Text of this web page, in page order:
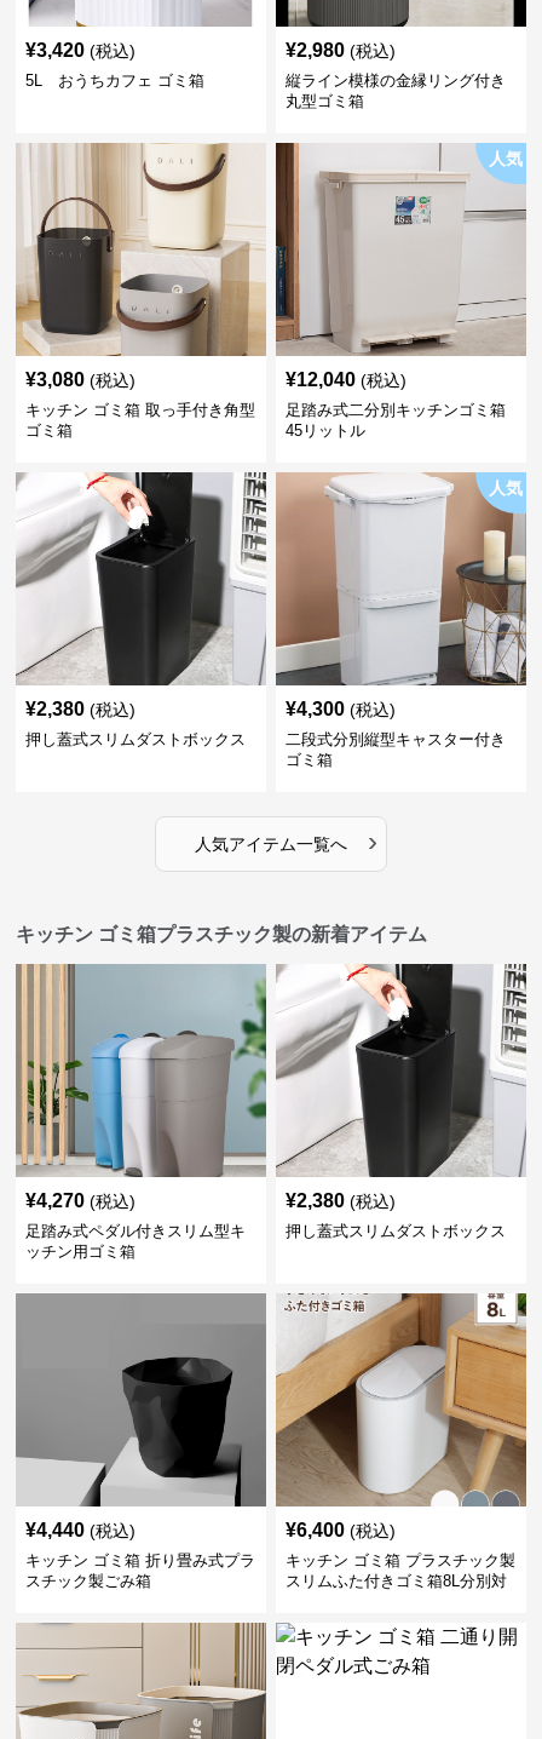
¥3,420 (税込)
5L おうちカフェ ゴミ箱
¥2,980 (税込)
縦ライン模様の金縁リング付き
丸型ゴミ箱
¥3,080 (税込)
キッチン ゴミ箱 取っ手付き角型
ゴミ箱
人気
¥12,040 (税込)
足踏み式二分別キッチンゴミ箱
45リットル
¥2,380 (税込)
押し蓋式スリムダストボックス
人気
¥4,300 (税込)
二段式分別縦型キャスター付き
ゴミ箱
人気アイテム一覧へ ›
キッチン ゴミ箱プラスチック製の新着アイテム
¥4,270 (税込)
足踏み式ペダル付きスリム型キ
ッチン用ゴミ箱
¥2,380 (税込)
押し蓋式スリムダストボックス
¥4,440 (税込)
キッチン ゴミ箱 折り畳み式プラ
スチック製ごみ箱
¥6,400 (税込)
キッチン ゴミ箱 プラスチック製
スリムふた付きゴミ箱8L分別対